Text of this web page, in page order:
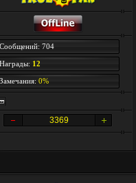
Сообщений: 704
Награды: 12
Замечания: 0%
3369